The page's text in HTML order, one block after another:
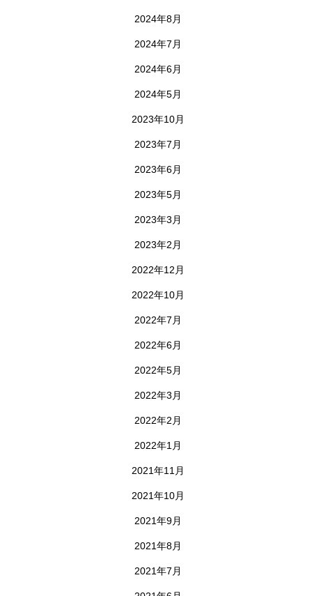
2024年8月
2024年7月
2024年6月
2024年5月
2023年10月
2023年7月
2023年6月
2023年5月
2023年3月
2023年2月
2022年12月
2022年10月
2022年7月
2022年6月
2022年5月
2022年3月
2022年2月
2022年1月
2021年11月
2021年10月
2021年9月
2021年8月
2021年7月